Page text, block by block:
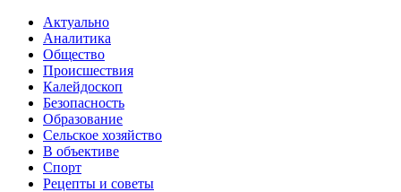
Актуально
Аналитика
Общество
Происшествия
Калейдоскоп
Безопасность
Образование
Сельское хозяйство
В объективе
Спорт
Рецепты и советы